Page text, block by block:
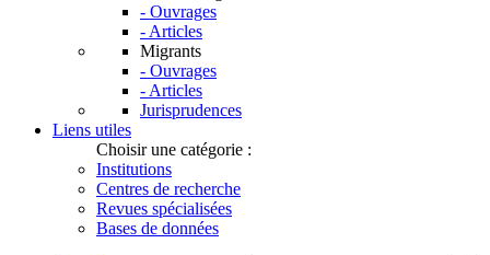
- Ouvrages
- Articles
Migrants
- Ouvrages
- Articles
Jurisprudences
Liens utiles
Choisir une catégorie :
Institutions
Centres de recherche
Revues spécialisées
Bases de données